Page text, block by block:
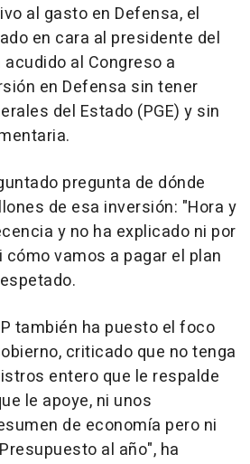
al gasto en Defensa, el
en cara al presidente del
al Congreso a
en Defensa sin tener
del Estado (PGE) y sin
pregunta de dónde
de esa inversión: "Hora y
y no ha explicado ni por
vamos a pagar el plan
también ha puesto el foco
criticado que no tenga
entero que le respalde
le apoye, ni unos
de economía pero ni
al año", ha